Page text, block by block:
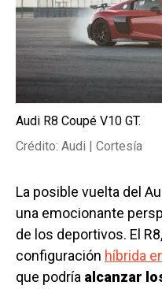
Audi R8 Coupé V10 GT.
Crédito: Audi | Cortesía
La posible vuelta del
una emocionante
de los deportivos. El
configuración híbrida
que podría alcanzar